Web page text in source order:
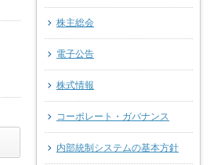
株主総会
電子公告
株式情報
コーポレート・ガバナンス
内部統制システムの基本方針